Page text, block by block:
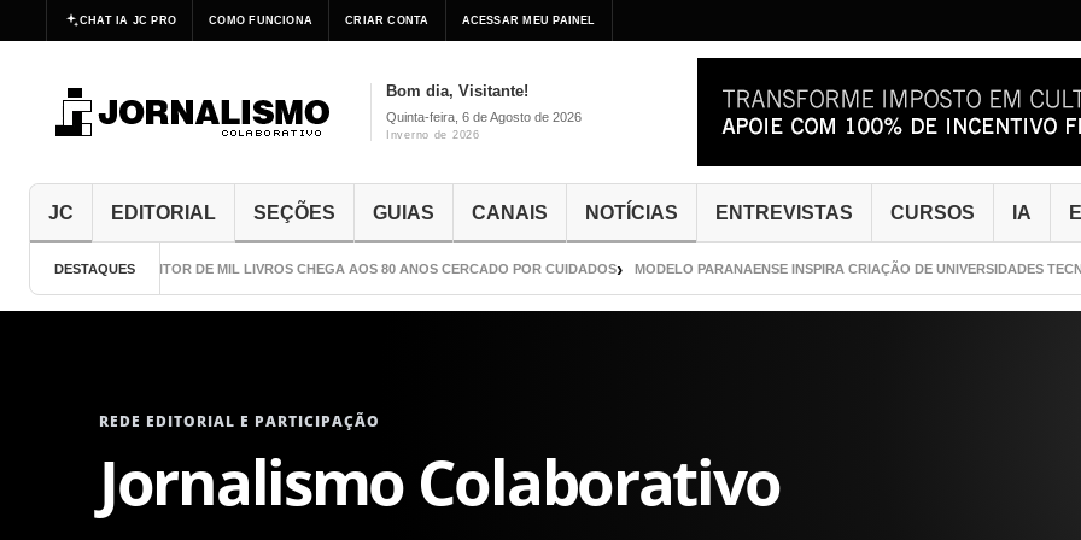
CHAT IA JC PRO COMO FUNCIONA CRIAR CONTA ACESSAR MEU PAINEL
Bom dia, Visitante!
Quinta-feira, 6 de Agosto de 2026
Inverno de 2026
JC EDITORIAL SEÇÕES GUIAS CANAIS NOTÍCIAS ENTREVISTAS CURSOS IA
DESTAQUES
O ESCRITOR DE MIL LIVROS CHEGA AOS 80 ANOS CERCADO POR CUIDADOS MODELO PARANAENSE INSPIRA CRIAÇÃO DE UNIVERSIDADES
REDE EDITORIAL E PARTICIPAÇÃO
Jornalismo Colaborativo